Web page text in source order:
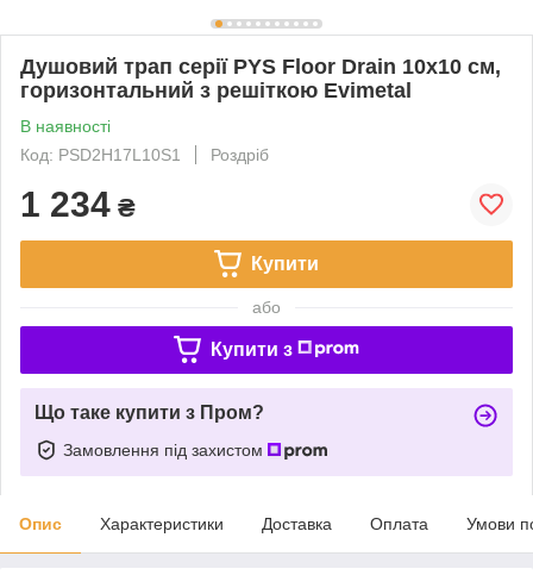
Душовий трап серії PYS Floor Drain 10х10 см,
горизонтальний з решіткою Evimetal
В наявності
Код: PSD2H17L10S1
Роздріб
1 234 ₴
Купити
або
Купити з
Що таке купити з Пром?
Замовлення під захистом
Опис Характеристики Доставка Оплата Умови